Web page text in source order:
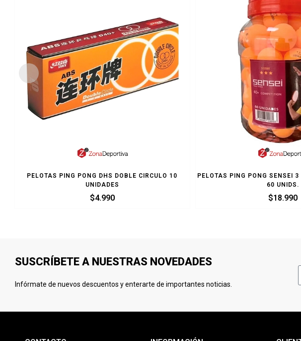
PELOTAS PING PONG DHS DOBLE CIRCULO 10
UNIDADES
$4.990
PELOTAS PING PONG SENSEI
60 UNIDS.
$18.990
SUSCRÍBETE A NUESTRAS NOVEDADES
Infórmate de nuevos descuentos y enterarte de importantes noticias.